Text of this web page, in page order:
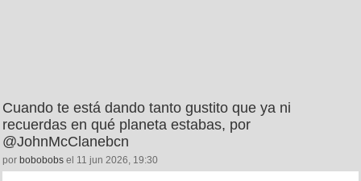
Cuando te está dando tanto gustito que ya ni
recuerdas en qué planeta estabas, por
@JohnMcClanebcn
por bobobobs el 11 jun 2026, 19:30